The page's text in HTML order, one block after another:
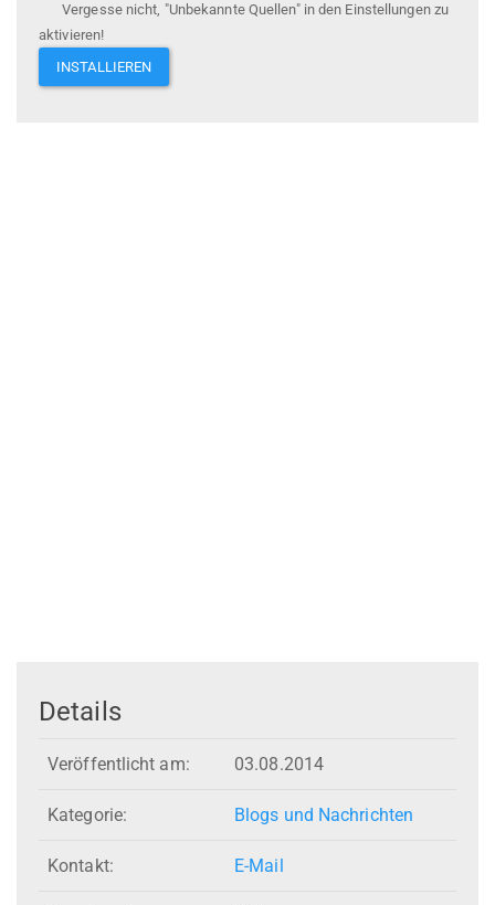
Vergesse nicht, "Unbekannte Quellen" in den Einstellungen zu
aktivieren!
INSTALLIEREN
Details
Veröffentlicht am: 03.08.2014
Kategorie: Blogs und Nachrichten
Kontakt: E-Mail